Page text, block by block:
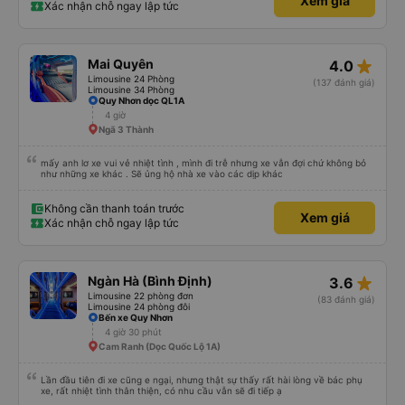
Xác nhận chỗ ngay lập tức
Mai Quyên
Limousine 24 Phòng
Limousine 34 Phòng
4.0 star_rate
(137 đánh giá)
Quy Nhơn dọc QL1A
4 giờ
Ngã 3 Thành
mấy anh lơ xe vui vẻ nhiệt tình , mình đi trễ nhưng xe vẫn đợi chứ không bỏ
như những xe khác . Sẽ ủng hộ nhà xe vào các dịp khác
Không cần thanh toán trước
Xác nhận chỗ ngay lập tức
Xem giá
Ngàn Hà (Bình Định)
Limousine 22 phòng đơn
Limousine 24 phòng đôi
3.6 star_rate
(83 đánh giá)
Bến xe Quy Nhơn
4 giờ 30 phút
Cam Ranh (Dọc Quốc Lộ 1A)
Lần đầu tiên đi xe cũng e ngại, nhưng thật sự thấy rất hài lòng về bác phụ
xe, rất nhiệt tình thân thiện, có nhu cầu vẫn sẽ đi tiếp ạ